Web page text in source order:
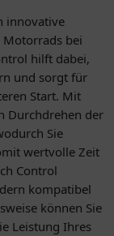
innovative
Motorrads bei
hilft dabei,
und sorgt für
Start. Mit
Durchdrehen der
Sie
wertvolle Zeit
Control
kompatibel
können Sie
Leistung Ihres